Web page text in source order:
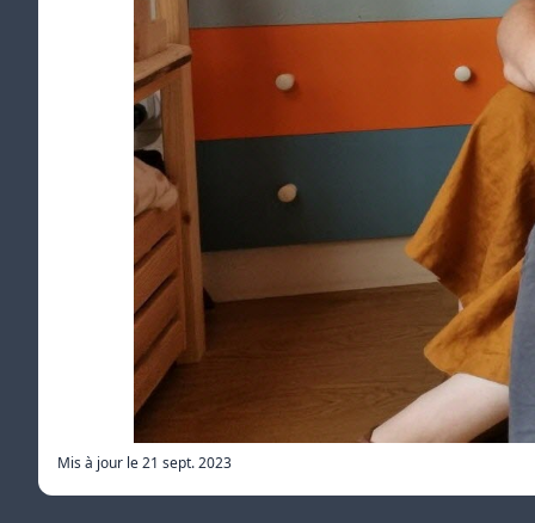
Mis à jour le21 sept. 2023